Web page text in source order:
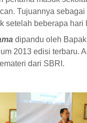
Tujuannya sebagai
setelah beberapa hari
dipandu oleh
2013 edisi terbaru.
dari SBRI.